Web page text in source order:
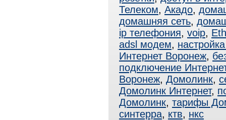
Телеком, Акадо,
домашняя сеть,
ip телефония, voip,
adsl модем,
Интернет Воронеж,
подключение
Воронеж, Домолинк,
Домолинк Интернет,
Домолинк, тарифы
синтерра, ктв, нкс